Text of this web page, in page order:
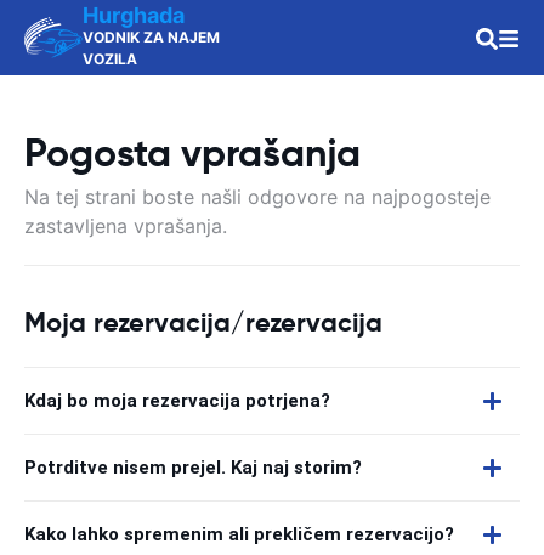
Hurghada
VODNIK ZA NAJEM
VOZILA
Pogosta vprašanja
Na tej strani boste našli odgovore na najpogosteje
zastavljena vprašanja.
Moja rezervacija/rezervacija
Kdaj bo moja rezervacija potrjena?
Potrditve nisem prejel. Kaj naj storim?
Kako lahko spremenim ali prekličem rezervacijo?